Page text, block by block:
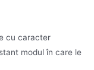
cu caracter
modul în care le